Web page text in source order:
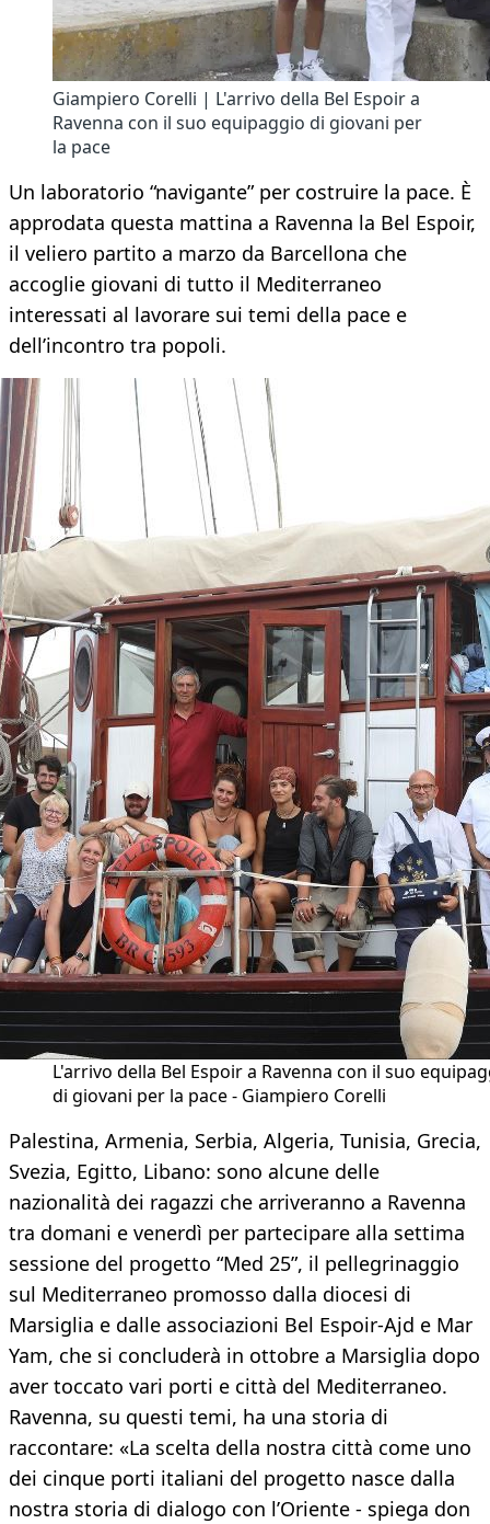
Giampiero Corelli | L'arrivo della Bel Espoir a
Ravenna con il suo equipaggio di giovani per
la pace
Un laboratorio “navigante” per costruire la pace. È
approdata questa mattina a Ravenna la Bel Espoir,
il veliero partito a marzo da Barcellona che
accoglie giovani di tutto il Mediterraneo
interessati al lavorare sui temi della pace e
dell’incontro tra popoli.
L'arrivo della Bel Espoir a Ravenna con il suo
di giovani per la pace - Giampiero Corelli
Palestina, Armenia, Serbia, Algeria, Tunisia, Grecia,
Svezia, Egitto, Libano: sono alcune delle
nazionalità dei ragazzi che arriveranno a Ravenna
tra domani e venerdì per partecipare alla settima
sessione del progetto “Med 25”, il pellegrinaggio
sul Mediterraneo promosso dalla diocesi di
Marsiglia e dalle associazioni Bel Espoir-Ajd e Mar
Yam, che si concluderà in ottobre a Marsiglia dopo
aver toccato vari porti e città del Mediterraneo.
Ravenna, su questi temi, ha una storia di
raccontare: «La scelta della nostra città come uno
dei cinque porti italiani del progetto nasce dalla
nostra storia di dialogo con l’Oriente - spiega don